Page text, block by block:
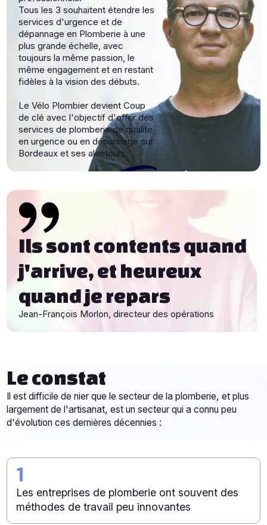
Tous les 3 souhaitent étendre les
services d'urgence et de
dépannage en Plomberie à une
plus grande échelle, avec
toujours la même passion, le
même engagement et en restant
fidèles à la vision des débuts.
Le Vélo Plombier devient Coup
de clé avec l'objectif d'offrir des
services de plomberie de qualité
en urgence ou en dépannage sur
Bordeaux et ses alentours.
Ils sont contents quand
j'arrive, et heureux
quand je repars
Jean-François Morlon, directeur des opérations
Le constat
Il est difficile de nier que le secteur de la plomberie, et plus
largement de l'artisanat, est un secteur qui a connu peu
d'évolution ces dernières décennies :
1
Les entreprises de plomberie ont souvent des
méthodes de travail peu innovantes